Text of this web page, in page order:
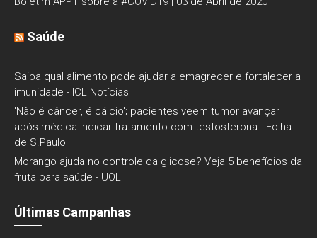
Saúde
Saiba qual alimento pode ajudar a emagrecer e fortalecer a
imunidade - ICL Notícias
'Não é câncer, é cálcio'; pacientes veem tumor avançar
após médica indicar tratamento com testosterona - Folha
de S.Paulo
Morango ajuda no controle da glicose? Veja 5 benefícios da
fruta para saúde - UOL
Últimas Campanhas